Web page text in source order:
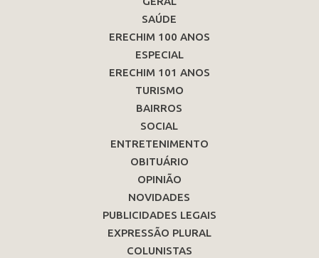
SAÚDE
ERECHIM 100 ANOS
ESPECIAL
ERECHIM 101 ANOS
TURISMO
BAIRROS
SOCIAL
ENTRETENIMENTO
OBITUÁRIO
OPINIÃO
NOVIDADES
PUBLICIDADES LEGAIS
EXPRESSÃO PLURAL
COLUNISTAS